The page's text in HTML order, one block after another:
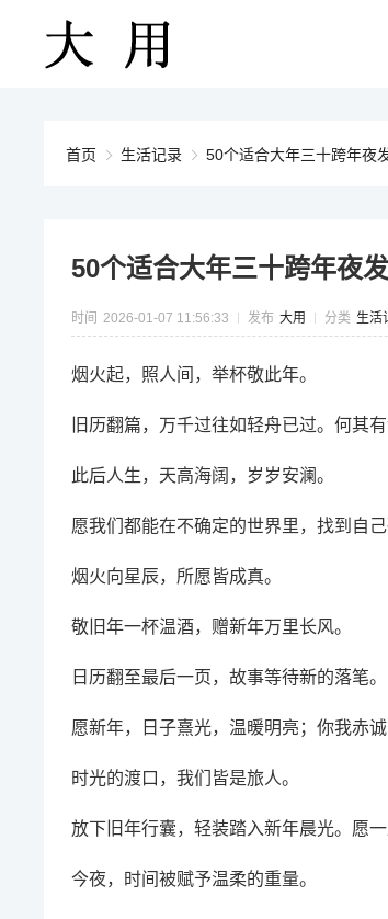
首页 生活记录 50个适合大年三十跨年夜
50个适合大年三十跨年夜
时间 2026-01-07 11:56:33 发布 大用 分类 生活
烟火起，照人间，举杯敬此年。
旧历翻篇，万千过往如轻舟已过。何其有
此后人生，天高海阔，岁岁安澜。
愿我们都能在不确定的世界里，找到自
烟火向星辰，所愿皆成真。
敬旧年一杯温酒，赠新年万里长风。
日历翻至最后一页，故事等待新的落笔。
愿新年，日子熹光，温暖明亮；你我赤诚
时光的渡口，我们皆是旅人。
放下旧年行囊，轻装踏入新年晨光。愿一
今夜，时间被赋予温柔的重量。